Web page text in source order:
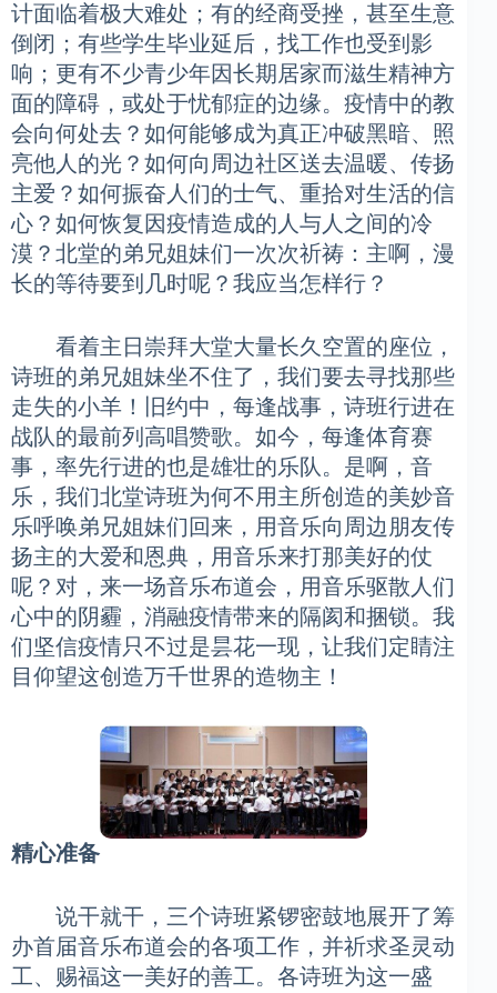
计面临着极大难处；有的经商受挫，甚至生意
倒闭；有些学生毕业延后，找工作也受到影
响；更有不少青少年因长期居家而滋生精神方
面的障碍，或处于忧郁症的边缘。疫情中的教
会向何处去？如何能够成为真正冲破黑暗、照
亮他人的光？如何向周边社区送去温暖、传扬
主爱？如何振奋人们的士气、重拾对生活的信
心？如何恢复因疫情造成的人与人之间的冷
漠？北堂的弟兄姐妹们一次次祈祷：主啊，漫
长的等待要到几时呢？我应当怎样行？
看着主日崇拜大堂大量长久空置的座位，
诗班的弟兄姐妹坐不住了，我们要去寻找那些
走失的小羊！旧约中，每逢战事，诗班行进在
战队的最前列高唱赞歌。如今，每逢体育赛
事，率先行进的也是雄壮的乐队。是啊，音
乐，我们北堂诗班为何不用主所创造的美妙音
乐呼唤弟兄姐妹们回来，用音乐向周边朋友传
扬主的大爱和恩典，用音乐来打那美好的仗
呢？对，来一场音乐布道会，用音乐驱散人们
心中的阴霾，消融疫情带来的隔阂和捆锁。我
们坚信疫情只不过是昙花一现，让我们定睛注
目仰望这创造万千世界的造物主！
精心准备
说干就干，三个诗班紧锣密鼓地展开了筹
办首届音乐布道会的各项工作，并祈求圣灵动
工、赐福这一美好的善工。各诗班为这一盛